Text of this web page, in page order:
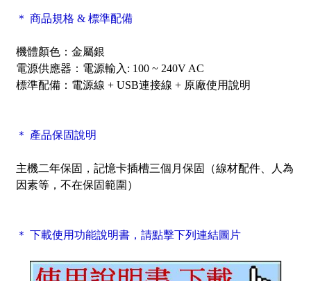
＊ 商品規格 & 標準配備
機體顏色：金屬銀
電源供應器：電源輸入: 100 ~ 240V AC
標準配備：電源線 + USB連接線 + 原廠使用說明
＊ 產品保固說明
主機二年保固，記憶卡插槽三個月保固（線材配件、人為
因素等，不在保固範圍）
＊ 下載使用功能說明書，請點擊下列連結圖片